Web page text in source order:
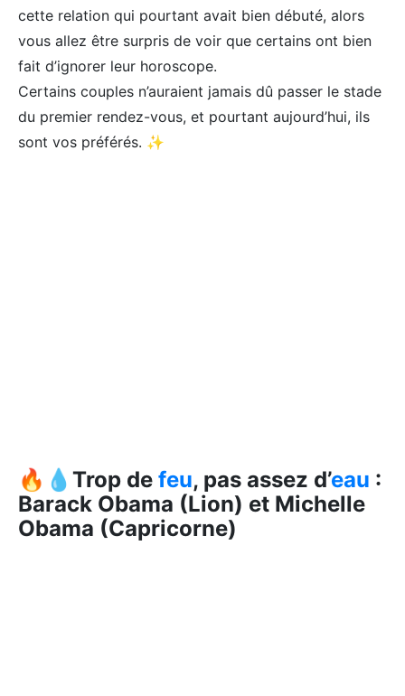
cette relation qui pourtant avait bien débuté, alors
vous allez être surpris de voir que certains ont bien
fait d’ignorer leur horoscope.
Certains couples n’auraient jamais dû passer le stade
du premier rendez-vous, et pourtant aujourd’hui, ils
sont vos préférés. ✨
🔥💧Trop de feu, pas assez d’eau :
Barack Obama (Lion) et Michelle
Obama (Capricorne)